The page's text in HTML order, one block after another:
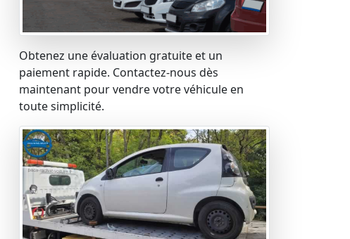
Obtenez une évaluation gratuite et un
paiement rapide. Contactez-nous dès
maintenant pour vendre votre véhicule en
toute simplicité.